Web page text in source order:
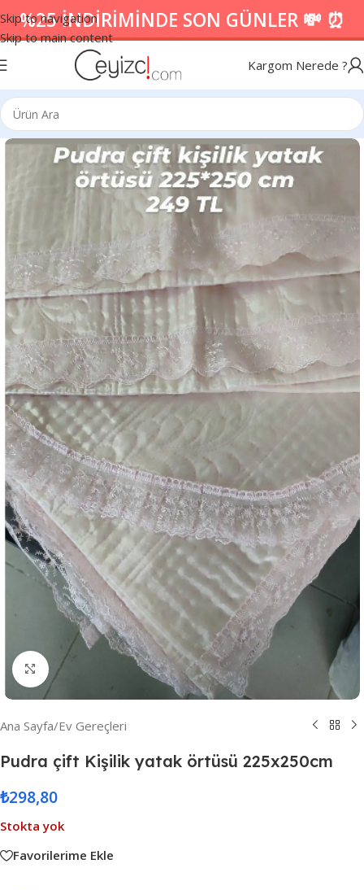
Skip to navigation
Skip to main content
%25 İNDİRİMİNDE SON GÜNLER 💸 ⏰
Kargom Nerede ?
Resmi Büyüt
Ana Sayfa/Ev Gereçleri
Pudra çift Kişilik yatak örtüsü 225x250cm
₺298,80
Stokta yok
Favorilerime Ekle